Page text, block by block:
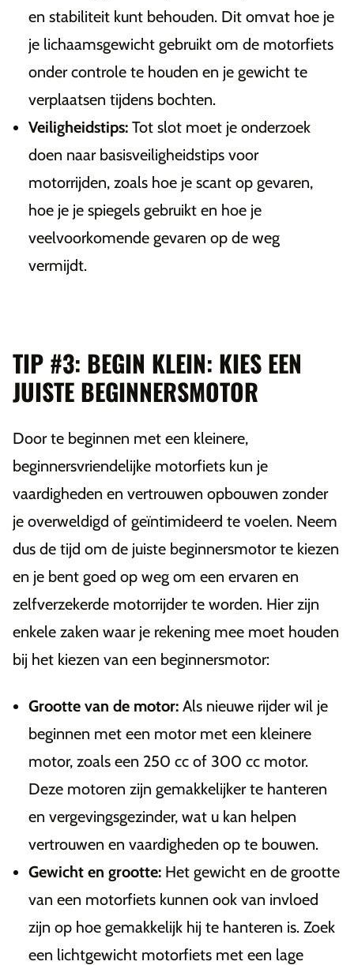
en stabiliteit kunt behouden. Dit omvat hoe je
je lichaamsgewicht gebruikt om de motorfiets
onder controle te houden en je gewicht te
verplaatsen tijdens bochten.
Veiligheidstips: Tot slot moet je onderzoek
doen naar basisveiligheidstips voor
motorrijden, zoals hoe je scant op gevaren,
hoe je je spiegels gebruikt en hoe je
veelvoorkomende gevaren op de weg
vermijdt.
TIP #3: BEGIN KLEIN: KIES EEN
JUISTE BEGINNERSMOTOR
Door te beginnen met een kleinere,
beginnersvriendelijke motorfiets kun je
vaardigheden en vertrouwen opbouwen zonder
je overweldigd of geïntimideerd te voelen. Neem
dus de tijd om de juiste beginnersmotor te kiezen
en je bent goed op weg om een ervaren en
zelfverzekerde motorrijder te worden. Hier zijn
enkele zaken waar je rekening mee moet houden
bij het kiezen van een beginnersmotor:
Grootte van de motor: Als nieuwe rijder wil je
beginnen met een motor met een kleinere
motor, zoals een 250 cc of 300 cc motor.
Deze motoren zijn gemakkelijker te hanteren
en vergevingsgezinder, wat u kan helpen
vertrouwen en vaardigheden op te bouwen.
Gewicht en grootte: Het gewicht en de grootte
van een motorfiets kunnen ook van invloed
zijn op hoe gemakkelijk hij te hanteren is. Zoek
een lichtgewicht motorfiets met een lage